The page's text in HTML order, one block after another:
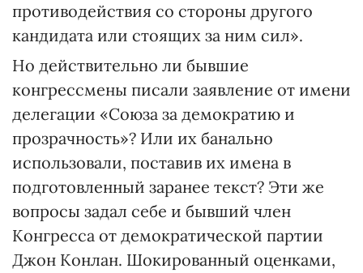
противодействия со стороны другого
кандидата или стоящих за ним сил».
Но действительно ли бывшие
конгрессмены писали заявление от имени
делегации «Союза за демократию и
прозрачность»? Или их банально
использовали, поставив их имена в
подготовленный заранее текст? Эти же
вопросы задал себе и бывший член
Конгресса от демократической партии
Джон Конлан. Шокированный оценками,